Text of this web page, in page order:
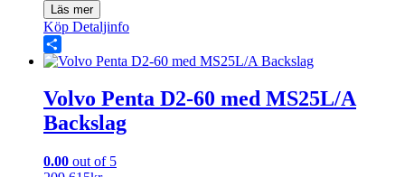
Läs mer
Köp Detaljinfo
Share
Volvo Penta D2-60 med MS25L/A
Backslag
0.00 out of 5